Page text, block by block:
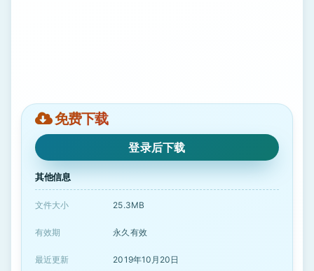
免费下载
登录后下载
其他信息
文件大小 25.3MB
有效期 永久有效
最近更新 2019年10月20日